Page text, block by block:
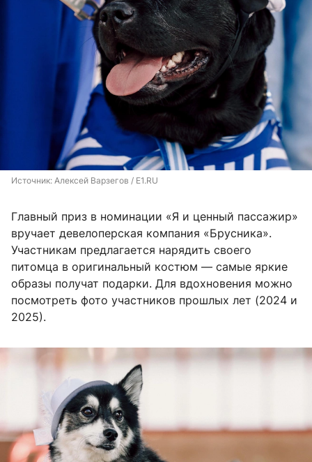
Источник: Алексей Варзегов / E1.RU
Главный приз в номинации «Я и ценный пассажир»
вручает девелоперская компания «Брусника».
Участникам предлагается нарядить своего
питомца в оригинальный костюм — самые яркие
образы получат подарки. Для вдохновения можно
посмотреть фото участников прошлых лет (2024 и
2025).